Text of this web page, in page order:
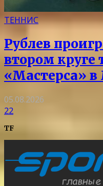
ТЕННИС
Рублев
втором круге
«Мастерса»
05.08.2026
22
TF